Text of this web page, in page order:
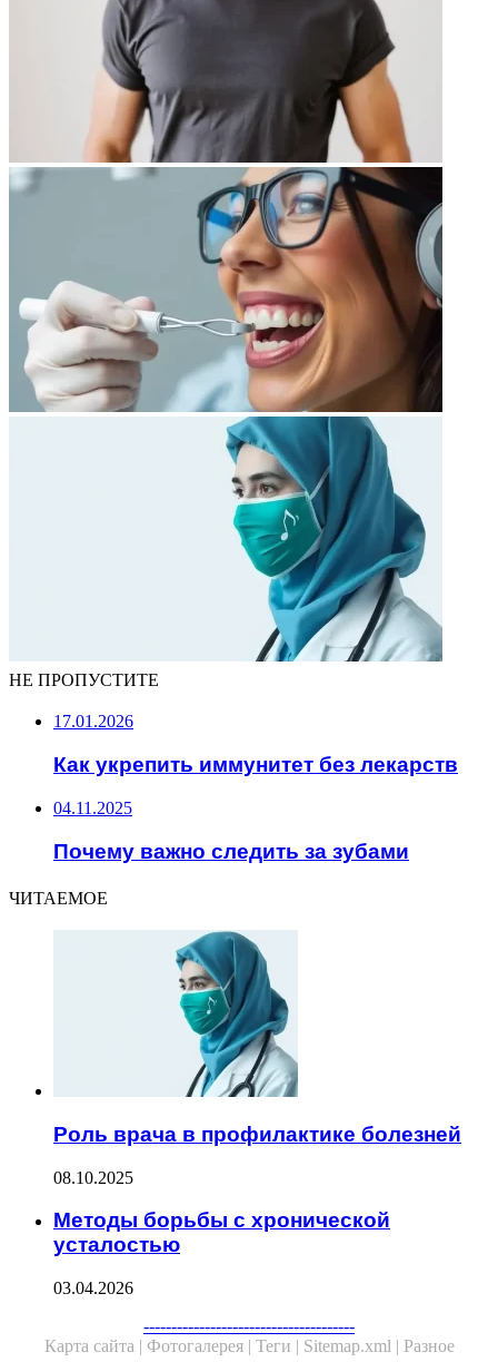
НЕ ПРОПУСТИТЕ
17.01.2026
Как укрепить иммунитет без лекарств
04.11.2025
Почему важно следить за зубами
ЧИТАЕМОЕ
Роль врача в профилактике болезней
08.10.2025
Методы борьбы с хронической
усталостью
03.04.2026
--------------------------------------
Карта сайта | Фотогалерея | Теги | Sitemap.xml | Разное